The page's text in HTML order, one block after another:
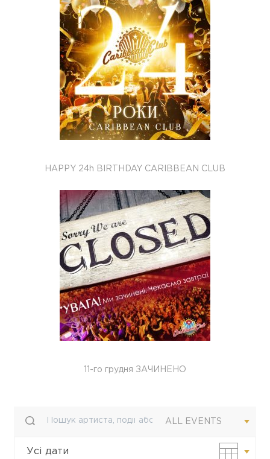
HAPPY 24h BIRTHDAY CARIBBEAN CLUB
11-го грудня ЗАЧИНЕНО
ALL EVENTS
Усі дати
Своя дата